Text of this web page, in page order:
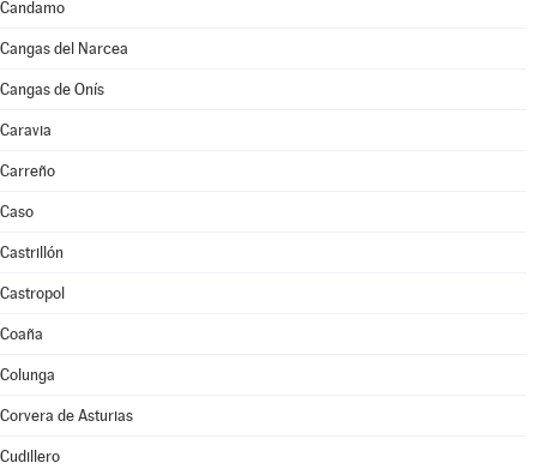
Candamo
Cangas del Narcea
Cangas de Onís
Caravia
Carreño
Caso
Castrillón
Castropol
Coaña
Colunga
Corvera de Asturias
Cudillero